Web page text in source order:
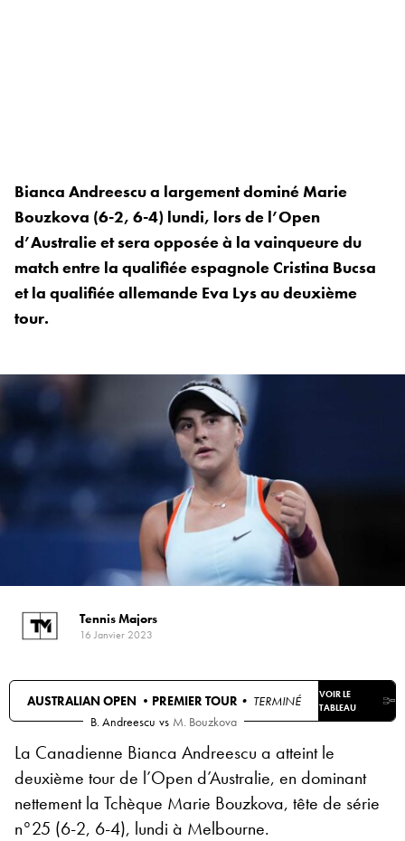
Bianca Andreescu a largement dominé Marie
Bouzkova (6-2, 6-4) lundi, lors de l’Open
d’Australie et sera opposée à la vainqueure du
match entre la qualifiée espagnole Cristina Bucsa
et la qualifiée allemande Eva Lys au deuxième
tour.
Tennis Majors
16 Janvier 2023
AUSTRALIAN OPEN • PREMIER TOUR • TERMINÉ
VOIR LE
TABLEAU
B. Andreescu vs M. Bouzkova
La Canadienne Bianca Andreescu a atteint le
deuxième tour de l’Open d’Australie, en dominant
nettement la Tchèque Marie Bouzkova, tête de série
n°25 (6-2, 6-4), lundi à Melbourne.